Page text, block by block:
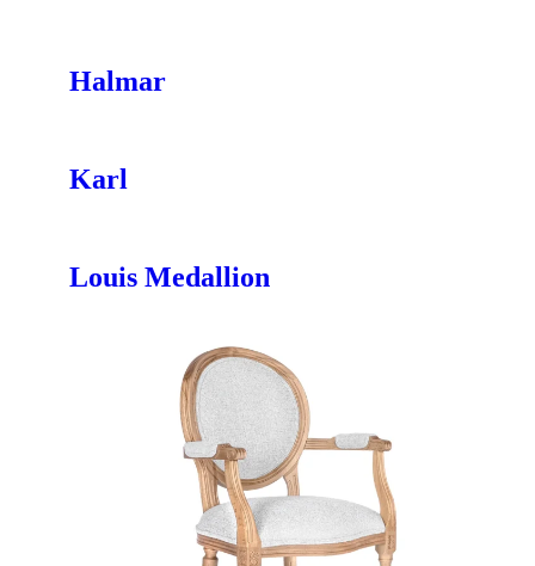
Halmar
Karl
Louis Medallion